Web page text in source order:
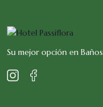
Su mejor opción en Baños